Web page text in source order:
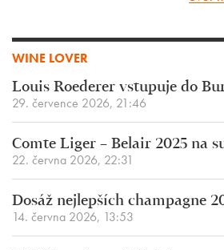
WINE LOVER
Louis Roederer vstupuje do
29. července 2026, 21:46
Comte Liger – Belair 2025 na
22. června 2026, 22:31
Dosáž nejlepších champagne
14. června 2026, 13:53